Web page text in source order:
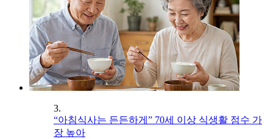
3.
“아침식사는 든든하게” 70세 이상 식생활 점수 가
장 높아